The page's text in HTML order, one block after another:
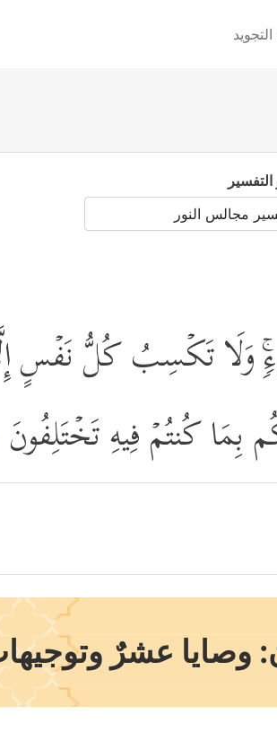
التفسير
تَكۡسِبُ كُلُّ نَفۡسٍ إِلَّا
بِمَا كُنتُمۡ فِیهِ تَخۡتَلِفُونَ
وصايا عشرٌ